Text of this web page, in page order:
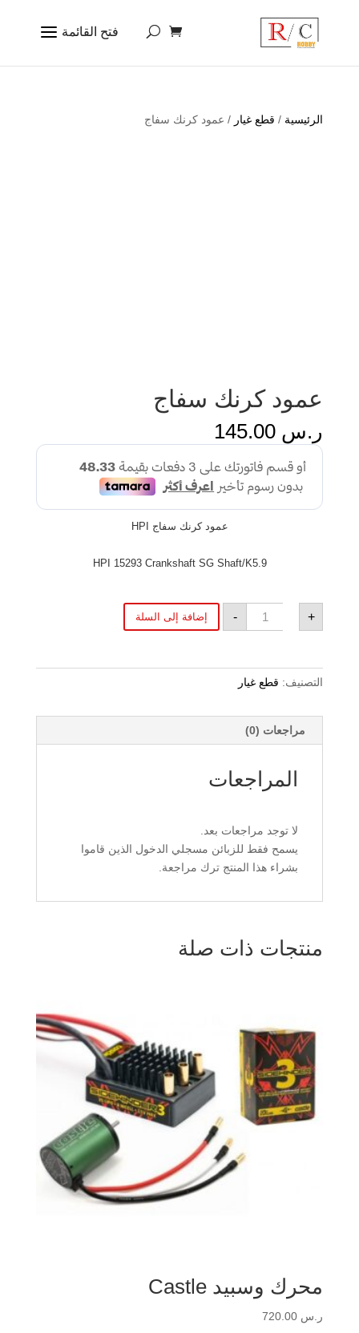
الرئيسية / قطع غيار / عمود كرنك سفاج
عمود كرنك سفاج
ر.س
عمود كرنك سفاج HPI
HPI 15293 Crankshaft SG Shaft/K5.9
-
كمية
عمود
كرنك
+ إضافة إلى السلة
التصنيف: قطع غيار
مراجعات (0)
المراجعات
لا توجد مراجعات بعد.
يسمح فقط للزبائن مسجلي الدخول الذين قاموا
بشراء هذا المنتج ترك مراجعة.
منتجات ذات صلة
محرك وسبيد Castle
ر.س